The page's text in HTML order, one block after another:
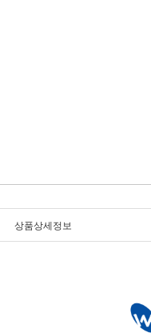
상품상세정보